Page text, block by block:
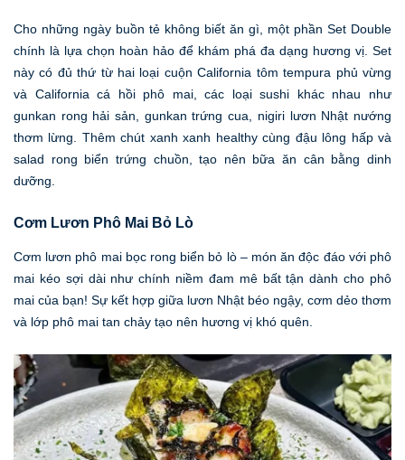
Cho những ngày buồn tẻ không biết ăn gì, một phần Set Double
chính là lựa chọn hoàn hảo để khám phá đa dạng hương vị. Set
này có đủ thứ từ hai loại cuộn California tôm tempura phủ vừng
và California cá hồi phô mai, các loại sushi khác nhau như
gunkan rong hải sản, gunkan trứng cua, nigiri lươn Nhật nướng
thơm lừng. Thêm chút xanh xanh healthy cùng đậu lông hấp và
salad rong biển trứng chuồn, tạo nên bữa ăn cân bằng dinh
dưỡng.
Cơm Lươn Phô Mai Bỏ Lò
Cơm lươn phô mai bọc rong biển bỏ lò – món ăn độc đáo với phô
mai kéo sợi dài như chính niềm đam mê bất tận dành cho phô
mai của bạn! Sự kết hợp giữa lươn Nhật béo ngậy, cơm dẻo thơm
và lớp phô mai tan chảy tạo nên hương vị khó quên.